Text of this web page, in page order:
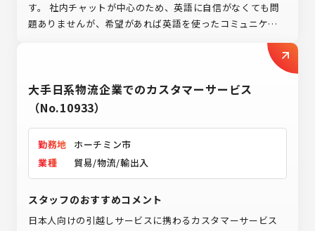
す。 社内チャットが中心のため、英語に自信がなくても問
題ありませんが、希望があれば英語を使ったコミュニケー
ションに挑戦することも可能です。 VISA・労働許可証は会
社負担、社員割引制度もあり、海外勤務が初めての方でも安
大手日系物流企業でのカスタマーサービス
（No.10933）
勤務地
ホーチミン市
業種
貿易/物流/輸出入
スタッフのおすすめコメント
日本人向けの引越しサービスに携わるカスタマーサービス